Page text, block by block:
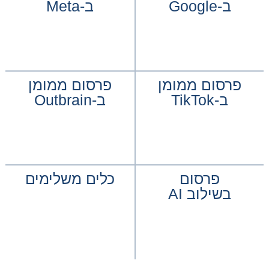
פרסום ממומן
פרסום ממומן
פרסום
בשילוב AI
כלים משלימים